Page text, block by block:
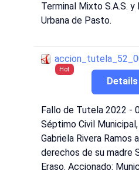
Terminal Mixto S.A.S. y
Urbana de Pasto.
Hot
Details
Fallo de Tutela 2022 -
Séptimo Civil
Gabriela Rivera Ramos
derechos de su madre
Eraso. Accionado: